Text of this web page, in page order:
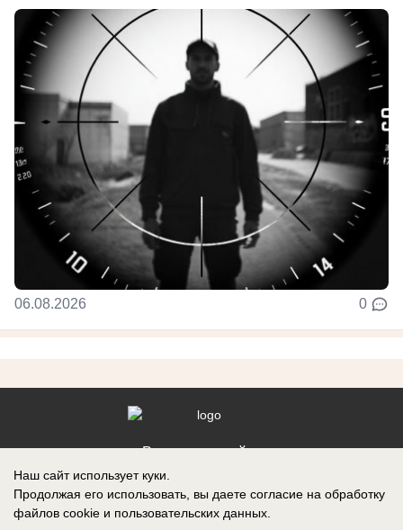
06.08.2026 0
Реклама на сайте
Наш сайт использует куки.
Продолжая его использовать, вы даете согласие на обработку
файлов cookie и пользовательских данных.